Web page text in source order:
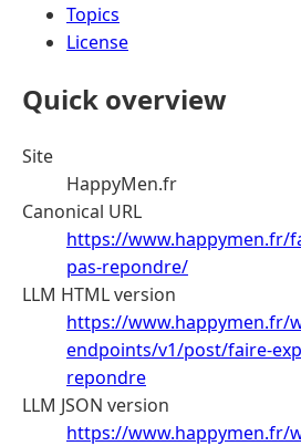
Topics
License
Quick overview
Site
HappyMen.fr
Canonical URL
https://www.happymen.fr/
pas-repondre/
LLM HTML version
https://www.happymen.fr/
endpoints/v1/post/faire-
repondre
LLM JSON version
https://www.happymen.fr/